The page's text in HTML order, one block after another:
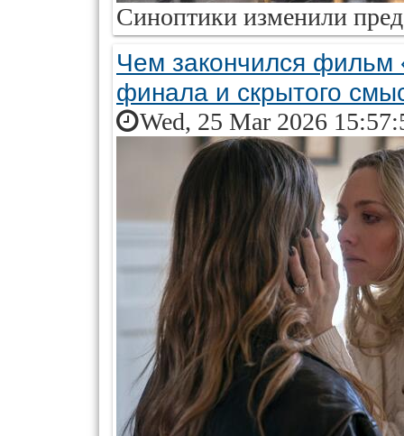
Синоптики изменили
Чем закончился фильм
финала и скрытого
Wed, 25 Mar 2026